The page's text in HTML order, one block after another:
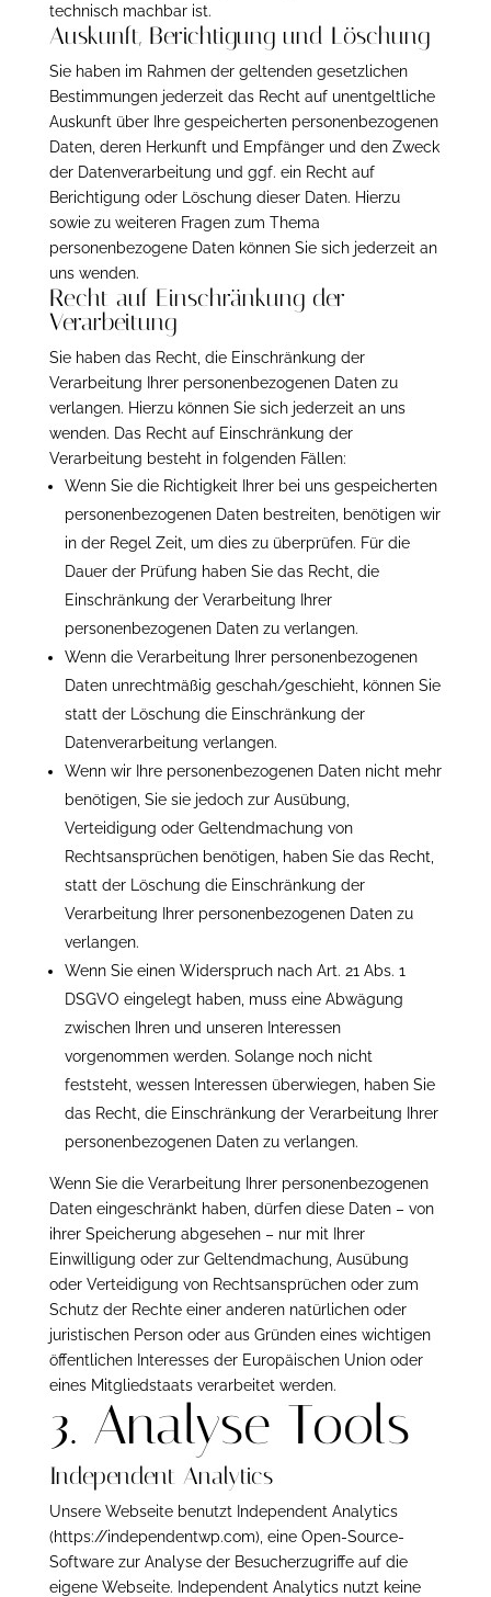
technisch machbar ist.
Auskunft, Berichtigung und Löschung
Sie haben im Rahmen der geltenden gesetzlichen
Bestimmungen jederzeit das Recht auf unentgeltliche
Auskunft über Ihre gespeicherten personenbezogenen
Daten, deren Herkunft und Empfänger und den Zweck
der Datenverarbeitung und ggf. ein Recht auf
Berichtigung oder Löschung dieser Daten. Hierzu
sowie zu weiteren Fragen zum Thema
personenbezogene Daten können Sie sich jederzeit an
uns wenden.
Recht auf Einschränkung der
Verarbeitung
Sie haben das Recht, die Einschränkung der
Verarbeitung Ihrer personenbezogenen Daten zu
verlangen. Hierzu können Sie sich jederzeit an uns
wenden. Das Recht auf Einschränkung der
Verarbeitung besteht in folgenden Fällen:
Wenn Sie die Richtigkeit Ihrer bei uns gespeicherten
personenbezogenen Daten bestreiten, benötigen wir
in der Regel Zeit, um dies zu überprüfen. Für die
Dauer der Prüfung haben Sie das Recht, die
Einschränkung der Verarbeitung Ihrer
personenbezogenen Daten zu verlangen.
Wenn die Verarbeitung Ihrer personenbezogenen
Daten unrechtmäßig geschah/geschieht, können Sie
statt der Löschung die Einschränkung der
Datenverarbeitung verlangen.
Wenn wir Ihre personenbezogenen Daten nicht mehr
benötigen, Sie sie jedoch zur Ausübung,
Verteidigung oder Geltendmachung von
Rechtsansprüchen benötigen, haben Sie das Recht,
statt der Löschung die Einschränkung der
Verarbeitung Ihrer personenbezogenen Daten zu
verlangen.
Wenn Sie einen Widerspruch nach Art. 21 Abs. 1
DSGVO eingelegt haben, muss eine Abwägung
zwischen Ihren und unseren Interessen
vorgenommen werden. Solange noch nicht
feststeht, wessen Interessen überwiegen, haben Sie
das Recht, die Einschränkung der Verarbeitung Ihrer
personenbezogenen Daten zu verlangen.
Wenn Sie die Verarbeitung Ihrer personenbezogenen
Daten eingeschränkt haben, dürfen diese Daten – von
ihrer Speicherung abgesehen – nur mit Ihrer
Einwilligung oder zur Geltendmachung, Ausübung
oder Verteidigung von Rechtsansprüchen oder zum
Schutz der Rechte einer anderen natürlichen oder
juristischen Person oder aus Gründen eines wichtigen
öffentlichen Interesses der Europäischen Union oder
eines Mitgliedstaats verarbeitet werden.
3. Analyse Tools
Independent Analytics
Unsere Webseite benutzt Independent Analytics
(https://independentwp.com), eine Open-Source-
Software zur Analyse der Besucherzugriffe auf die
eigene Webseite. Independent Analytics nutzt keine